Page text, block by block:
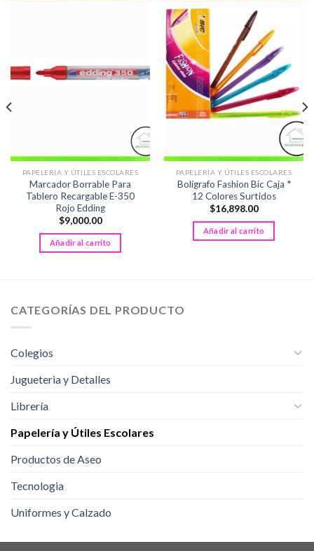
PAPELERÍA Y ÚTILES ESCOLARES
Marcador Borrable Para
Tablero Recargable E-350
Rojo Edding
$9,000.00
Añadir al carrito
PAPELERÍA Y ÚTILES ESCOLARES
Bolígrafo Fashion Bic Caja *
12 Colores Surtidos
$16,898.00
Añadir al carrito
CATEGORÍAS DEL PRODUCTO
Colegios
Jugueteria y Detalles
Librería
Papelería y Útiles Escolares
Productos de Aseo
Tecnologia
Uniformes y Calzado